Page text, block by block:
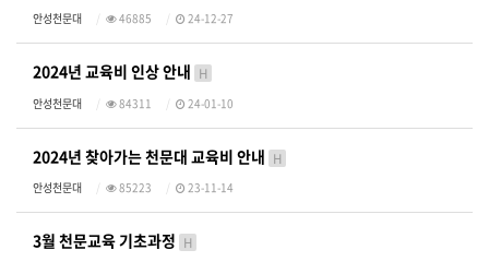
안성천문대 46885 24-12-27
2024년 교육비 인상 안내 H
안성천문대 84311 24-01-10
2024년 찾아가는 천문대 교육비 안내 H
안성천문대 85223 23-11-14
3월 천문교육 기초과정 H